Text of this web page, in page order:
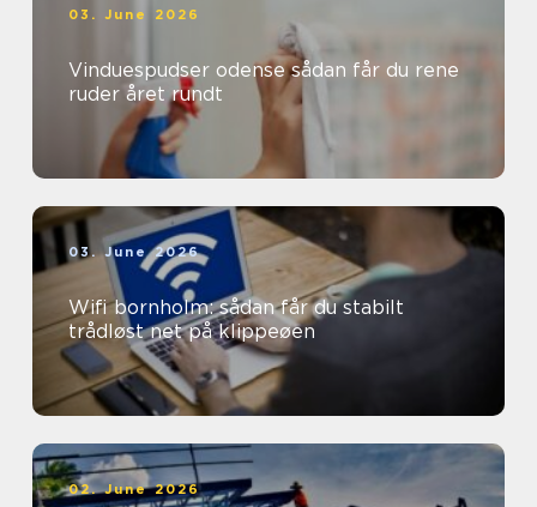
03. June 2026
Vinduespudser odense sådan får du rene
ruder året rundt
03. June 2026
Wifi bornholm: sådan får du stabilt
trådløst net på klippeøen
02. June 2026